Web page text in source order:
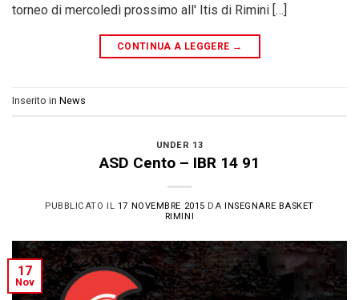
torneo di mercoledì prossimo all' Itis di Rimini […]
CONTINUA A LEGGERE →
Inserito in News
UNDER 13
ASD Cento – IBR 14 91
PUBBLICATO IL 17 NOVEMBRE 2015 DA
INSEGNARE BASKET
RIMINI
17
Nov